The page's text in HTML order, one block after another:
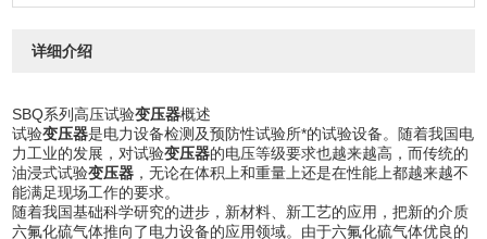
详细介绍
SBQ系列高压试验变压器概述
试验变压器是电力设备检测及预防性试验所*的试验设备。随着我国电
力工业的发展，对试验变压器的电压等级要求也越来越高，而传统的
油浸式试验变压器 ，无论在体积上和重量上还是在性能上都越来越不
能满足现场工作的要求。
随着我国基础科学研究的进步，新材料、新工艺的应用，把新的介质
六氟化硫气体推向了电力设备的应用领域。由于六氟化硫气体优良的